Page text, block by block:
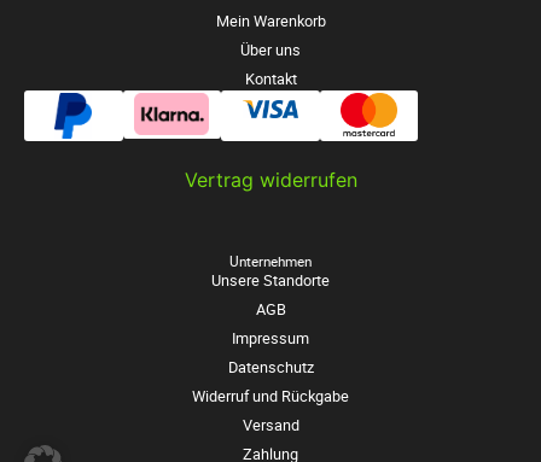
Mein Warenkorb
Über uns
Kontakt
Vertrag widerrufen
Unternehmen
Unsere Standorte
AGB
Impressum
Datenschutz
Widerruf und Rückgabe
Versand
Zahlung